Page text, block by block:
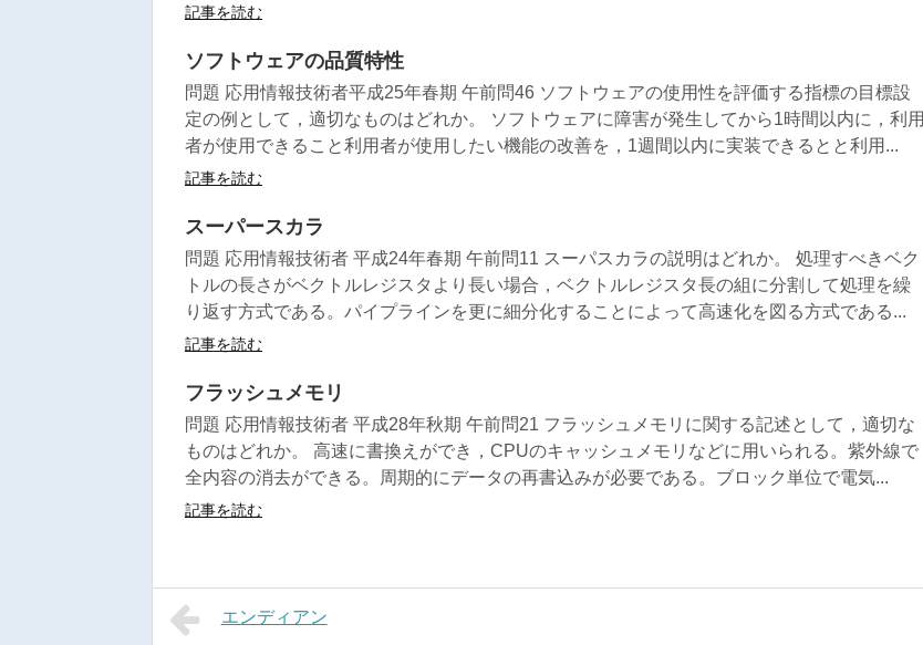
記事を読む
ソフトウェアの品質特性
問題 応用情報技術者平成25年春期 午前問46 ソフトウェアの使用性を評価する指標の目標設
定の例として，適切なものはどれか。 ソフトウェアに障害が発生してから1時間以内に，利用
者が使用できること利用者が使用したい機能の改善を，1週間以内に実装できるとと利用...
記事を読む
スーパースカラ
問題 応用情報技術者 平成24年春期 午前問11 スーパスカラの説明はどれか。 処理すべきベク
トルの長さがベクトルレジスタより長い場合，ベクトルレジスタ長の組に分割して処理を繰
り返す方式である。パイプラインを更に細分化することによって高速化を図る方式である...
記事を読む
フラッシュメモリ
問題 応用情報技術者 平成28年秋期 午前問21 フラッシュメモリに関する記述として，適切な
ものはどれか。 高速に書換えができ，CPUのキャッシュメモリなどに用いられる。紫外線で
全内容の消去ができる。周期的にデータの再書込みが必要である。ブロック単位で電気...
記事を読む
エンディアン